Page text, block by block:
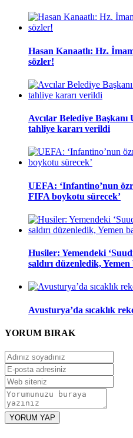
Hasan Kanaatlı: Hz.
sözler!
Avcılar Belediye
tahliye kararı verildi
UEFA: ‘Infantino’nun
FIFA boykotu sürecek’
Husiler: Yemendeki
saldırı düzenledik,
Avusturya’da sıcaklık
YORUM BIRAK
YORUM YAP